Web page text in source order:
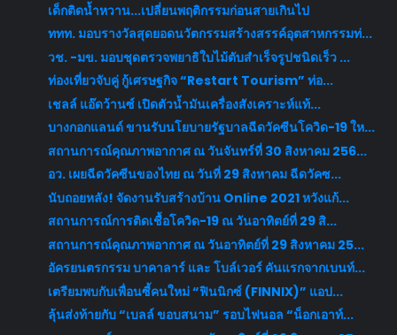
เด็กติดน้ำหวาน...เปลี่ยนพฤติกรรมก่อนสายเกินไป
ททท. มอบรางวัลสุดยอดนวัตกรรมสร้างสรรค์อุตสาหกรรมท่...
วช. -มข. มอบชุดตรวจพยาธิใบไม้ตับสำเร็จรูปชนิดเร็ว ...
ท่องเที่ยวจับคู่ กู้เศรษฐกิจ “Restart Tourism” ท่อ...
เชลล์ แอ๊ดว้านซ์ เปิดตัวน้ำมันเครื่องสังเคราะห์แท้...
บางกอกแลนด์ ขานรับนโยบายรัฐบาลฉีดวัคซีนโควิด-19 ให...
สถานการณ์คุณภาพอากาศ ณ วันจันทร์ที่ 30 สิงหาคม 256...
อว. เผยฉีดวัคซีนของไทย ณ วันที่ 29 สิงหาคม ฉีดวัคซ...
นับถอยหลัง! จัดงานรับสร้างบ้าน Online 2021 หวังแก้...
สถานการณ์การติดเชื้อโควิด-19 ณ วันอาทิตย์ที่ 29 สิ...
สถานการณ์คุณภาพอากาศ ณ วันอาทิตย์ที่ 29 สิงหาคม 25...
อัครยนตรกรรม บาคาลาร์ และ โบล์เวอร์ คันแรกจากเบนท์...
เตรียมพบกับเพื่อนซี้คนใหม่ “ฟินนิกซ์ (FINNIX)” แอป...
ลุ้นส่งท้ายกับ “เบลล์ ขอบสนาม” รอบไฟนอล “น็อกเอาท์...